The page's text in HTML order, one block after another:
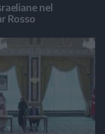
nel
Rosso